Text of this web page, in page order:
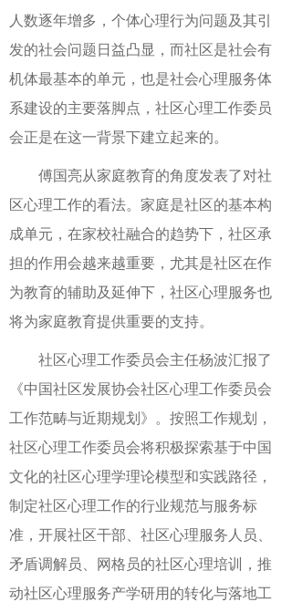
人数逐年增多，个体心理行为问题及其引
发的社会问题日益凸显，而社区是社会有
机体最基本的单元，也是社会心理服务体
系建设的主要落脚点，社区心理工作委员
会正是在这一背景下建立起来的。
傅国亮从家庭教育的角度发表了对社
区心理工作的看法。家庭是社区的基本构
成单元，在家校社融合的趋势下，社区承
担的作用会越来越重要，尤其是社区在作
为教育的辅助及延伸下，社区心理服务也
将为家庭教育提供重要的支持。
社区心理工作委员会主任杨波汇报了
《中国社区发展协会社区心理工作委员会
工作范畴与近期规划》。按照工作规划，
社区心理工作委员会将积极探索基于中国
文化的社区心理学理论模型和实践路径，
制定社区心理工作的行业规范与服务标
准，开展社区干部、社区心理服务人员、
矛盾调解员、网格员的社区心理培训，推
动社区心理服务产学研用的转化与落地工